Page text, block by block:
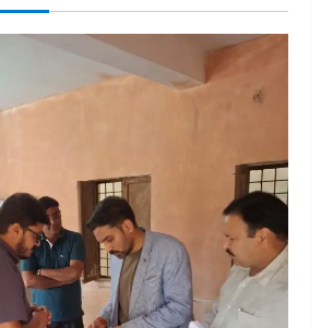
August 6, 2026
UTTARAKHAND NEWS
मिस उत्तराखंड 2026 के सब-कॉन्टेस्ट ‘मिस
August 5, 2026
UTTARAKHAND NEWS
एमआईटी वर्ल्ड पीस यूनिवर्सिटी और जर्मनी के
बीएसबीआई के बीच समझौता; भारतीय छात्रों
को मिलेंगे वैश्विक अवसर